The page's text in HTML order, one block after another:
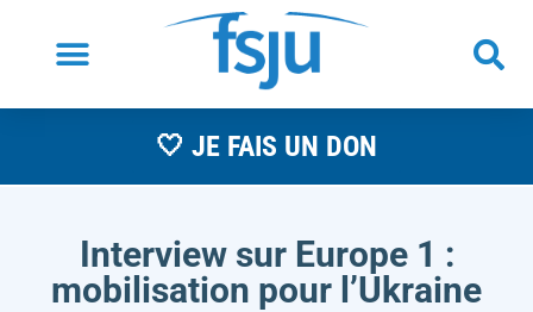
🤍 JE FAIS UN DON
Interview sur Europe 1 :
mobilisation pour l’Ukraine